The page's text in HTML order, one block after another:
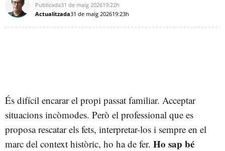
Publicada31 de maig 202619:22h
Actualitzada31 de maig 202619:23h
És difícil encarar el propi passat familiar. Acceptar
situacions incòmodes. Però el professional que es
proposa rescatar els fets, interpretar-los i sempre en el
marc del context històric, ho ha de fer. Ho sap bé